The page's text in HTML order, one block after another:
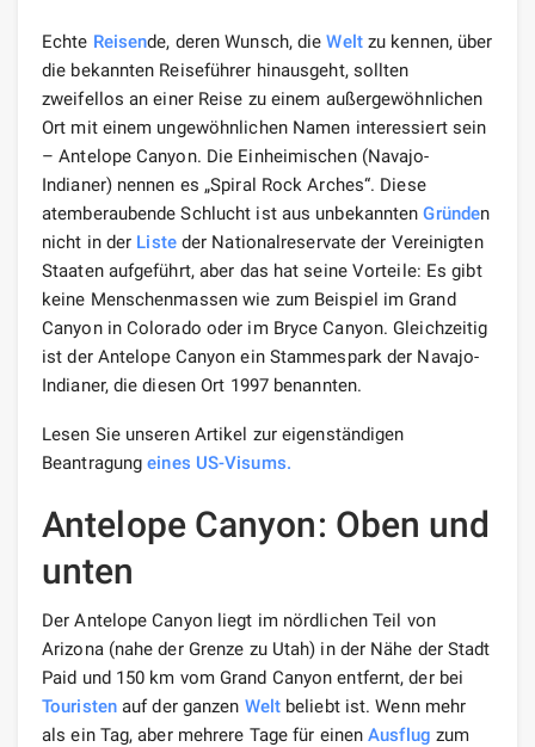
Echte Reisende, deren Wunsch, dieWeltzu kennen, über
die bekannten Reiseführer hinausgeht, sollten
zweifellos an einer Reise zu einem außergewöhnlichen
Ort mit einem ungewöhnlichen Namen interessiert sein
– Antelope Canyon. Die Einheimischen (Navajo-
Indianer) nennen es „Spiral Rock Arches“. Diese
atemberaubende Schlucht ist aus unbekanntenGründen
nicht in der Listeder Nationalreservate der Vereinigten
Staaten aufgeführt, aber das hat seine Vorteile: Es gibt
keine Menschenmassen wie zum Beispiel im Grand
Canyon in Colorado oder im Bryce Canyon. Gleichzeitig
ist der Antelope Canyon ein Stammespark der Navajo-
Indianer, die diesen Ort 1997 benannten.
Lesen Sie unseren Artikel zur eigenständigen
Beantragungeines US-Visums.
Antelope Canyon: Oben und
unten
Der Antelope Canyon liegt im nördlichen Teil von
Arizona (nahe der Grenze zu Utah) in der Nähe der Stadt
Paid und 150 km vom Grand Canyon entfernt, der bei
Touristenauf der ganzen Weltbeliebt ist. Wenn mehr
als ein Tag, aber mehrere Tage für einenAusflug zum